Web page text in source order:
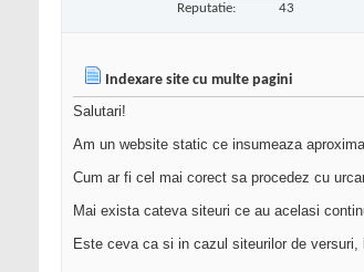
Reputatie: 43
Indexare site cu multe pagini
Salutari!
Am un website static ce insumeaza
Cum ar fi cel mai corect sa procedez cu
Mai exista cateva siteuri ce au acelasi
Este ceva ca si in cazul siteurilor de